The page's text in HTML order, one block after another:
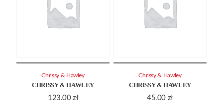
CHRISSY & HAWLEY
123.00 zł
Chrissy & Hawley
CHRISSY & HAWLEY
45.00 zł
Chrissy & Hawley